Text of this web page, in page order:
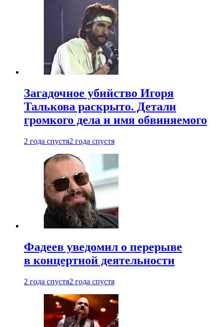
Загадочное убийство Игоря
Талькова раскрыто. Детали
громкого дела и имя обвиняемого
2 года спустя2 года спустя
Фадеев уведомил о перерыве
в концертной деятельности
2 года спустя2 года спустя